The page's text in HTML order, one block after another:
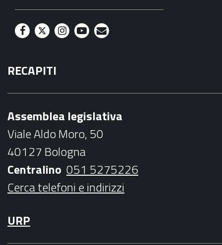
F
c
e
o
k
T
i
t
r
I
t
r
a
m
Y
t
b
e
M
l
RECAPITI
Assemblea legislativa
Viale Aldo Moro, 50
40127 Bologna
Centralino 051 5275226
Cerca telefoni e indirizzi
URP